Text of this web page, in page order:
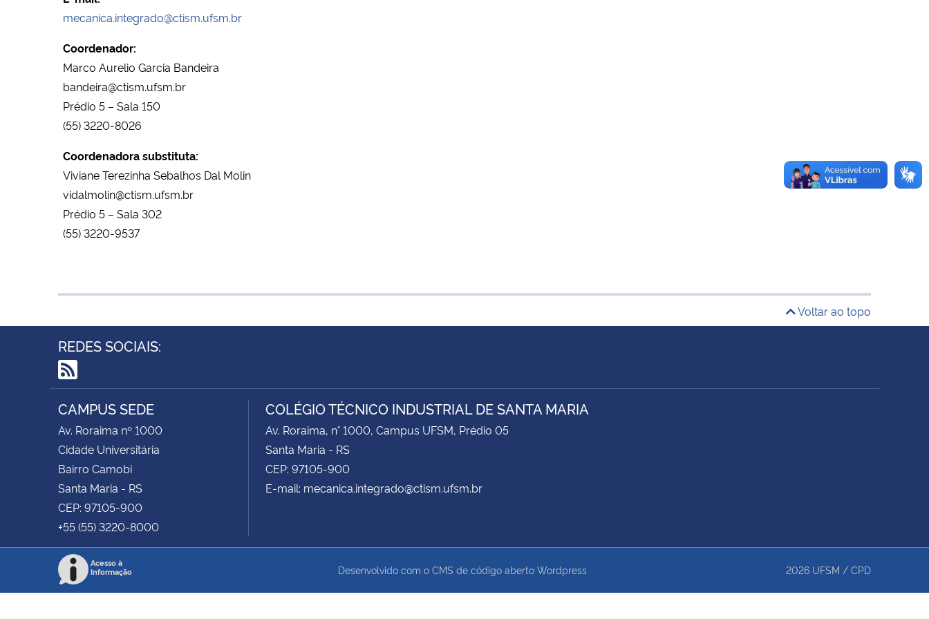
mecanica.integrado@ctism.ufsm.br
Coordenador:
Marco Aurelio Garcia Bandeira
bandeira@ctism.ufsm.br
Prédio 5 – Sala 150
(55) 3220-8026
Coordenadora substituta:
Viviane Terezinha Sebalhos Dal Molin
vidalmolin@ctism.ufsm.br
Prédio 5 – Sala 302
(55) 3220-9537
Voltar ao topo
REDES SOCIAIS:
RSS
CAMPUS SEDE
Av. Roraima nº 1000
Cidade Universitária
Bairro Camobi
Santa Maria - RS
CEP: 97105-900
+55 (55) 3220-8000
COLÉGIO TÉCNICO INDUSTRIAL DE SANTA MARIA
Av. Roraima, n° 1000, Campus UFSM, Prédio 05
Santa Maria - RS
CEP: 97105-900
E-mail: mecanica.integrado@ctism.ufsm.br
Acesso à
Informação
Desenvolvido com o CMS de código aberto Wordpress 2026 UFSM / CPD